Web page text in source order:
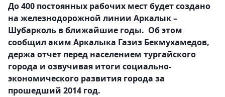
До 400 постоянных рабочих мест будет создано
на железнодорожной линии Аркалык –
Шубарколь в ближайшие годы. Об этом
сообщил аким Аркалыка Газиз Бекмухамедов,
держа отчет перед населением тургайского
города и озвучивая итоги социально-
экономического развития города за
прошедший 2014 год.